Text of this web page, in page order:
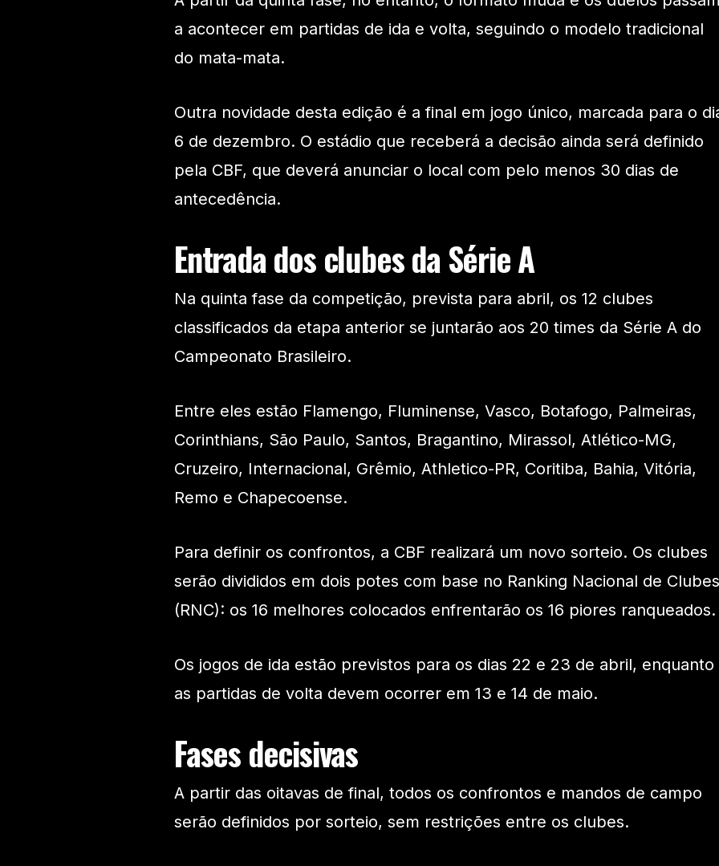
a acontecer em partidas de ida e volta, seguindo o modelo tradicional
do mata-mata.
Outra novidade desta edição é a final em jogo único, marcada para o
6 de dezembro. O estádio que receberá a decisão ainda será definido
pela CBF, que deverá anunciar o local com pelo menos 30 dias de
antecedência.
Entrada dos clubes da Série A
Na quinta fase da competição, prevista para abril, os 12 clubes
classificados da etapa anterior se juntarão aos 20 times da Série A do
Campeonato Brasileiro.
Entre eles estão Flamengo, Fluminense, Vasco, Botafogo, Palmeiras,
Corinthians, São Paulo, Santos, Bragantino, Mirassol, Atlético-MG,
Cruzeiro, Internacional, Grêmio, Athletico-PR, Coritiba, Bahia, Vitória,
Remo e Chapecoense.
Para definir os confrontos, a CBF realizará um novo sorteio. Os clubes
serão divididos em dois potes com base no Ranking Nacional de Clubes
(RNC): os 16 melhores colocados enfrentarão os 16 piores ranqueados.
Os jogos de ida estão previstos para os dias 22 e 23 de abril, enquanto
as partidas de volta devem ocorrer em 13 e 14 de maio.
Fases decisivas
A partir das oitavas de final, todos os confrontos e mandos de campo
serão definidos por sorteio, sem restrições entre os clubes.